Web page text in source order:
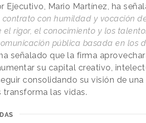
Ejecutivo, Mario Martínez, ha
contrato con humildad y vocación
el rigor, el conocimiento y los
pública basada en los
ha señalado que la firma
su capital creativo,
consolidando su visión de
transforma las vidas.